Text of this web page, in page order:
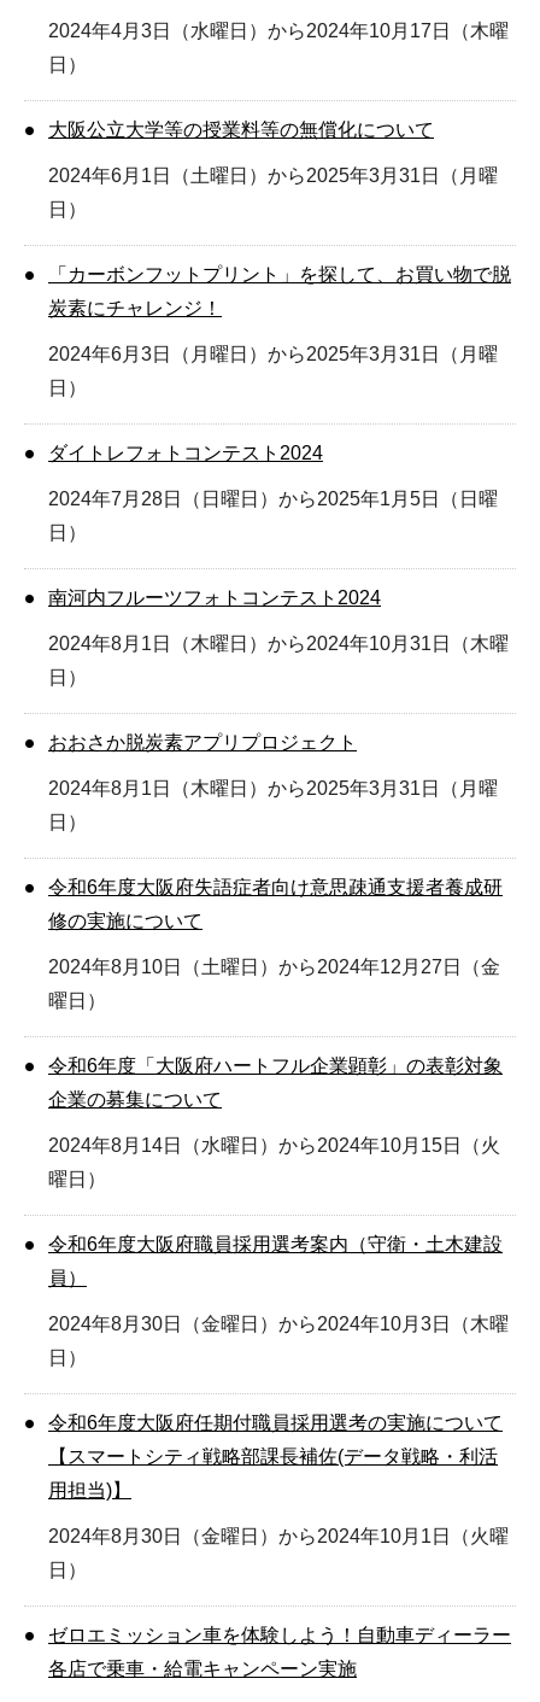
2024年4月3日（水曜日）から2024年10月17日（木曜
日）
大阪公立大学等の授業料等の無償化について
2024年6月1日（土曜日）から2025年3月31日（月曜
日）
「カーボンフットプリント」を探して、お買い物で脱
炭素にチャレンジ！
2024年6月3日（月曜日）から2025年3月31日（月曜
日）
ダイトレフォトコンテスト2024
2024年7月28日（日曜日）から2025年1月5日（日曜
日）
南河内フルーツフォトコンテスト2024
2024年8月1日（木曜日）から2024年10月31日（木曜
日）
おおさか脱炭素アプリプロジェクト
2024年8月1日（木曜日）から2025年3月31日（月曜
日）
令和6年度大阪府失語症者向け意思疎通支援者養成研
修の実施について
2024年8月10日（土曜日）から2024年12月27日（金
曜日）
令和6年度「大阪府ハートフル企業顕彰」の表彰対象
企業の募集について
2024年8月14日（水曜日）から2024年10月15日（火
曜日）
令和6年度大阪府職員採用選考案内（守衛・土木建設
員）
2024年8月30日（金曜日）から2024年10月3日（木曜
日）
令和6年度大阪府任期付職員採用選考の実施について
【スマートシティ戦略部課長補佐(データ戦略・利活
用担当)】
2024年8月30日（金曜日）から2024年10月1日（火曜
日）
ゼロエミッション車を体験しよう！自動車ディーラー
各店で乗車・給電キャンペーン実施